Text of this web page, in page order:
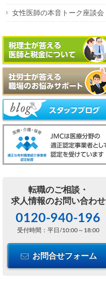
女性医師の本音トーク座談会
転職のご相談・
求人情報のお問い合わせ
0120-940-196
受付時間：平日/10:00～18:00
お問合せフォーム